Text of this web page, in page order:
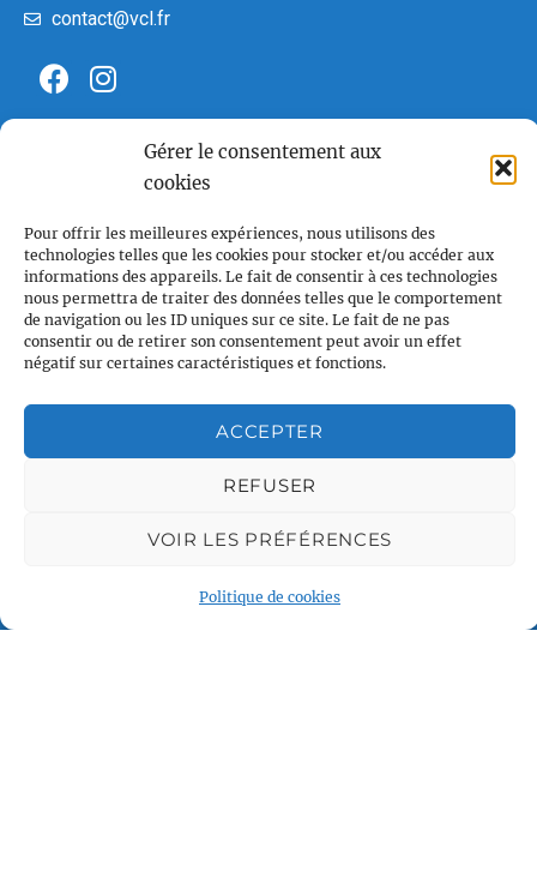
Gérer le consentement aux
cookies
Pour offrir les meilleures expériences, nous utilisons des
technologies telles que les cookies pour stocker et/ou accéder aux
informations des appareils. Le fait de consentir à ces technologies
nous permettra de traiter des données telles que le comportement
de navigation ou les ID uniques sur ce site. Le fait de ne pas
consentir ou de retirer son consentement peut avoir un effet
négatif sur certaines caractéristiques et fonctions.
ACCEPTER
REFUSER
VOIR LES PRÉFÉRENCES
Politique de cookies
contact@vcl.fr
Associations partenaires
Croisières en voilier